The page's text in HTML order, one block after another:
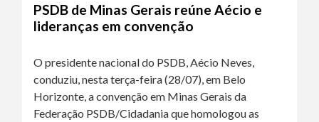
PSDB de Minas Gerais reúne Aécio e
lideranças em convenção
O presidente nacional do PSDB, Aécio Neves,
conduziu, nesta terça-feira (28/07), em Belo
Horizonte, a convenção em Minas Gerais da
Federação PSDB/Cidadania que homologou as